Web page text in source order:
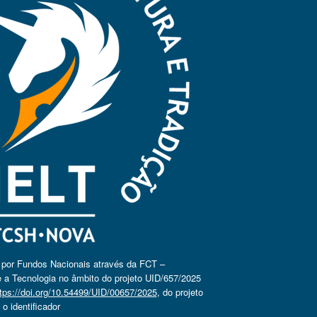
Fundos Nacionais através da FCT –
Tecnologia no âmbito do projeto UID/657/2025
doi.org/10.54499/UID/00657/2025, do projeto
identificador